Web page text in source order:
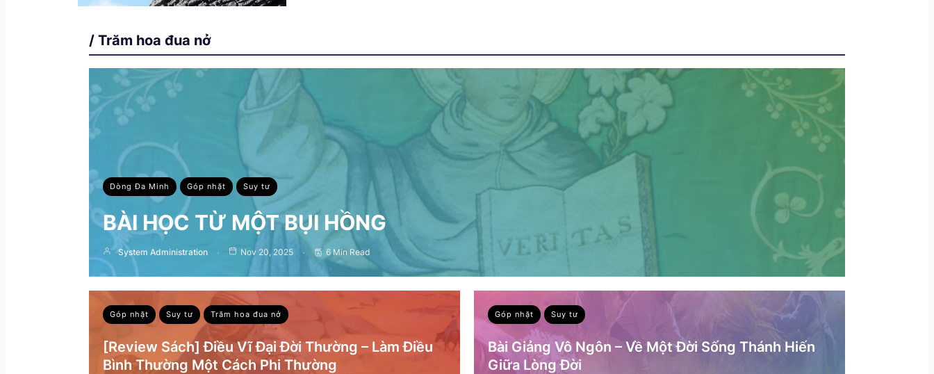
/ Trăm hoa đua nở
Dòng Đa Minh Góp nhặt Suy tư
BÀI HỌC TỪ MỘT BỤI HỒNG
System Administration Nov 20, 2025 6 Min Read
Góp nhặt Suy tư Trăm hoa đua nở
[Review Sách] Điều Vĩ Đại Đời Thường – Làm Điều
Bình Thường Một Cách Phi Thường
Góp nhặt Suy tư
Bài Giảng Vô Ngôn – Về Một Đời Sống Thánh Hiến
Giữa Lòng Đời